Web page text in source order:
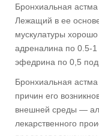
Бронхиальная
Лежащий в ее
мускулатуры
адреналина по 0.5-
эфедрина по 0,5
Бронхиальная
причин его
внешней среды —
лекарственного